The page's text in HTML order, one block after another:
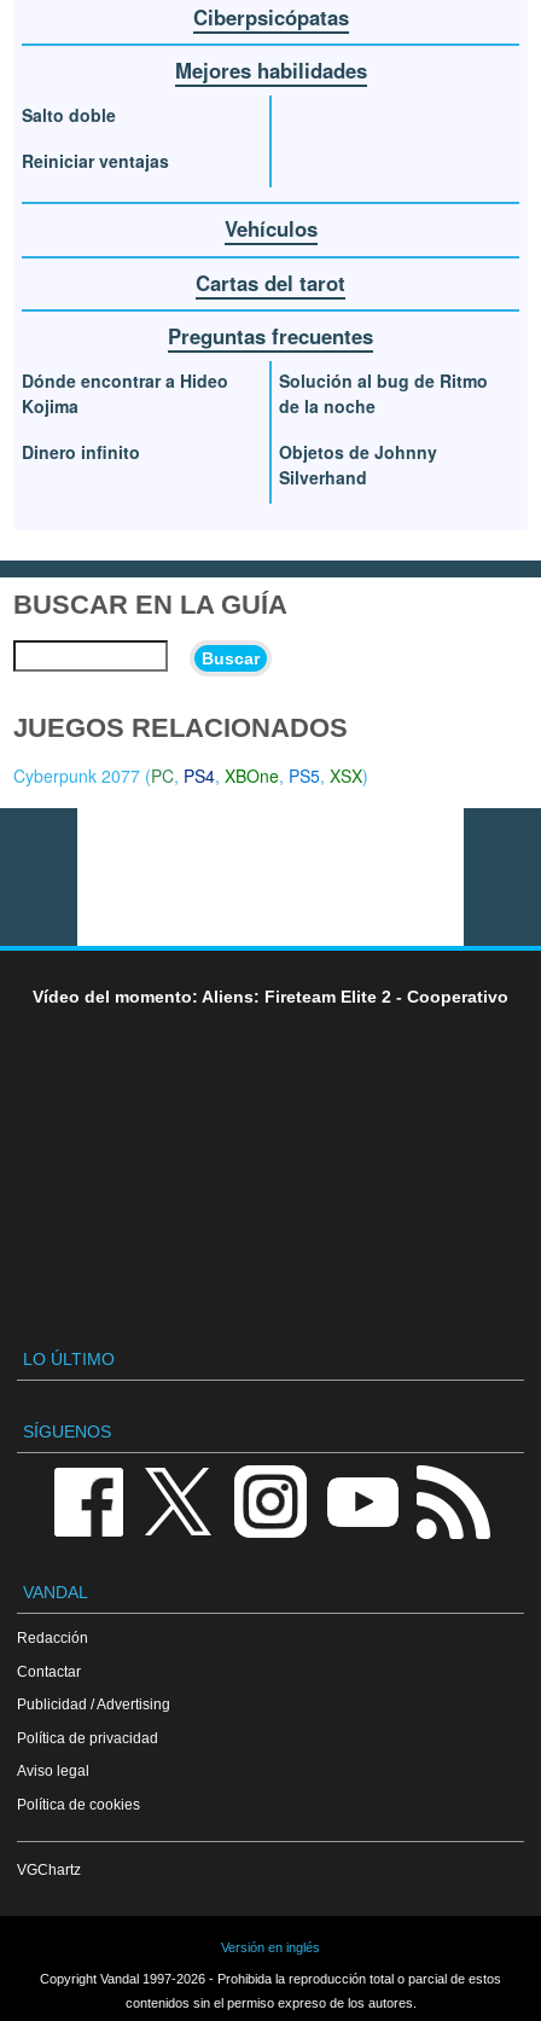
Ciberpsicópatas
Mejores habilidades
Salto doble
Reiniciar ventajas
Vehículos
Cartas del tarot
Preguntas frecuentes
Dónde encontrar a Hideo
Kojima
Dinero infinito
Solución al bug de Ritmo
de la noche
Objetos de Johnny
Silverhand
BUSCAR EN LA GUÍA
Buscar
JUEGOS RELACIONADOS
Cyberpunk 2077 (PC, PS4,XBOne, PS5,XSX)
Vídeo del momento: Aliens: Fireteam Elite 2 - Cooperativo
LO ÚLTIMO
SÍGUENOS
VANDAL
Redacción
Contactar
Publicidad / Advertising
Política de privacidad
Aviso legal
Política de cookies
VGChartz
Versión en inglés
Copyright Vandal 1997-2026 - Prohibida la reproducción total o parcial de estos
contenidos sin el permiso expreso de los autores.